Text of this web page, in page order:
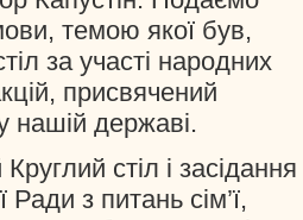
темою якої був,
за участі народних
присвячений
нашій державі.
стіл і засідання
Ради з питань сім’ї,